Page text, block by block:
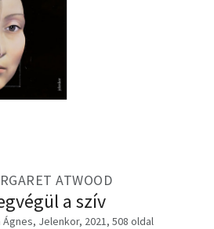
ATWOOD
a szív
Ágnes, Jelenkor, 2021, 508 oldal